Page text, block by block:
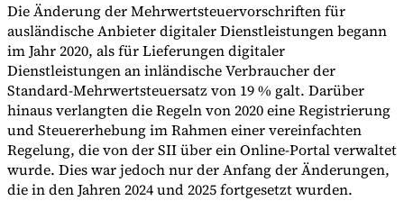
Werkzeuge
VAT-RechnerGST-RechnerVerkaufssteuer-RechnerVAT-
Nummernprüfer
Tracker für E-Rechnungs-Mandate
Die Änderung der Mehrwertsteuervorschriften für
ausländische Anbieter digitaler Dienstleistungen begann
im Jahr 2020, als für Lieferungen digitaler
Dienstleistungen an inländische Verbraucher der
Standard-Mehrwertsteuersatz von 19 % galt. Darüber
hinaus verlangten die Regeln von 2020 eine Registrierung
und Steuererhebung im Rahmen einer vereinfachten
Regelung, die von der SII über ein Online-Portal verwaltet
wurde. Dies war jedoch nur der Anfang der Änderungen,
die in den Jahren 2024 und 2025 fortgesetzt wurden.